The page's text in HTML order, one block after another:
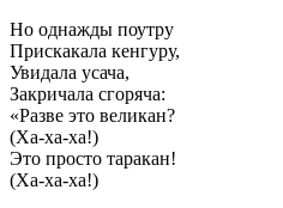
Но однажды поутру
Прискакала кенгуру,
Увидала усача,
Закричала сгоряча:
«Разве это великан?
(Ха-ха-ха!)
Это просто таракан!
(Ха-ха-ха!)